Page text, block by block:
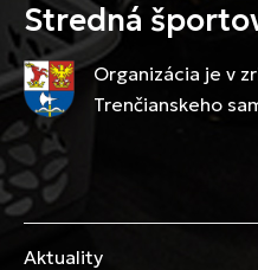
Stredná
Organizácia je v
Trenčianskeho
Aktuality